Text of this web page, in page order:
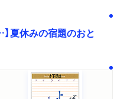
夏休みの宿題のおと